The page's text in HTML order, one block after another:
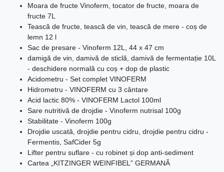
Moara de fructe Vinoferm, tocator de fructe, moara de
fructe 7L
Tească de fructe, tească de vin, tească de mere - coș de
lemn 12 l
Sac de presare - Vinoferm 12L, 44 x 47 cm
damigă de vin, damivă de sticlă, damivă de fermentație 10L
- deschidere normală cu coș + dop de plastic
Acidometru - Set complet VINOFERM
Hidrometru - VINOFERM cu 3 cântare
Acid lactic 80% - VINOFERM Lactol 100ml
Sare nutritivă de drojdie - Vinoferm nutrisal 100g
Stabilitate - Vinoferm 100g
Drojdie uscată, drojdie pentru cidru, drojdie pentru cidru -
Fermentis, SafCider 5g
Lifter pentru suflare - cu robinet și dop anti-sediment
Cartea „KITZINGER WEINFIBEL” GERMANĂ